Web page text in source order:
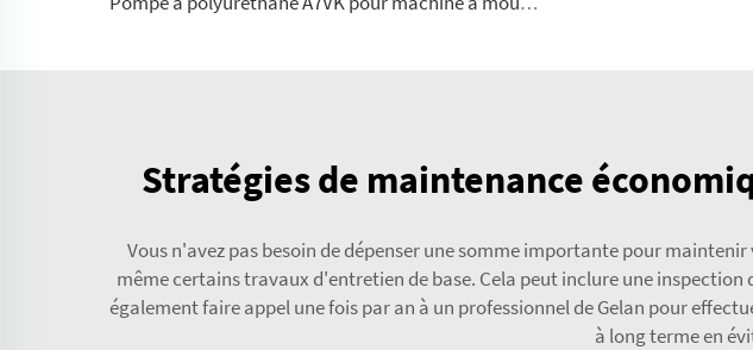
Stratégies de maintenance
Vous n'avez pas besoin de dépenser une somme importante pour
même certains travaux d'entretien de base. Cela peut inclure une
également faire appel une fois par an à un professionnel de Gelan pour
à long terme en